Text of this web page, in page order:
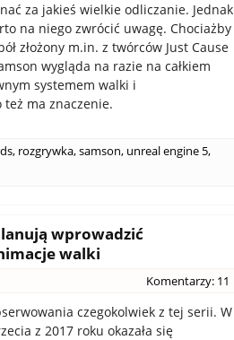
za jakieś wielkie odliczanie. Jednak
na niego zwrócić uwagę. Chociażby
złożony m.in. z twórców Just Cause
wygląda na razie na całkiem
systemem walki i
ma znaczenie.
, rozgrywka,samson, unreal engine 5,
wprowadzić
walki
Komentarzy: 11
czegokolwiek z tej serii. W
z 2017 roku okazała się